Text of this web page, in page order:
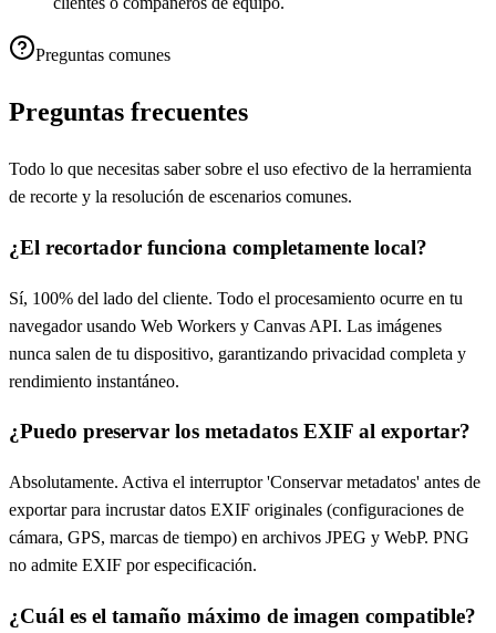
Preguntas comunes
Preguntas frecuentes
Todo lo que necesitas saber sobre el uso efectivo de la herramienta
de recorte y la resolución de escenarios comunes.
¿El recortador funciona completamente local?
Sí, 100% del lado del cliente. Todo el procesamiento ocurre en tu
navegador usando Web Workers y Canvas API. Las imágenes
nunca salen de tu dispositivo, garantizando privacidad completa y
rendimiento instantáneo.
¿Puedo preservar los metadatos EXIF al exportar?
Absolutamente. Activa el interruptor 'Conservar metadatos' antes de
exportar para incrustar datos EXIF originales (configuraciones de
cámara, GPS, marcas de tiempo) en archivos JPEG y WebP. PNG
no admite EXIF por especificación.
¿Cuál es el tamaño máximo de imagen compatible?